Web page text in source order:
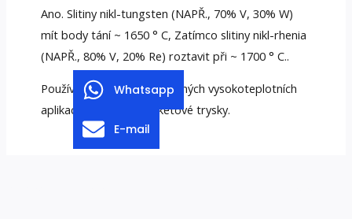
Ano. Slitiny nikl-tungsten (NAPŘ., 70% V, 30% W)
mít body tání ~ 1650 ° C, Zatímco slitiny nikl-rhenia
(NAPŘ., 80% V, 20% Re) roztavit při ~ 1700 ° C..
Používají se ve specializovaných vysokoteplotních
aplikacích, jako jsou raketové trysky.
Whatsapp
E-mail